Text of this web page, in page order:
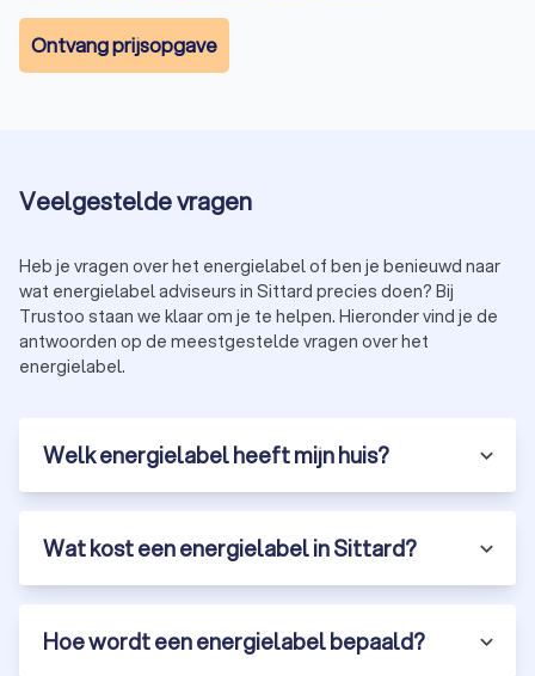
Ontvang prijsopgave
Veelgestelde vragen
Heb je vragen over het energielabel of ben je benieuwd naar
wat energielabel adviseurs in Sittard precies doen? Bij
Trustoo staan we klaar om je te helpen. Hieronder vind je de
antwoorden op de meestgestelde vragen over het
energielabel.
Welk energielabel heeft mijn huis?
Wat kost een energielabel in Sittard?
Hoe wordt een energielabel bepaald?